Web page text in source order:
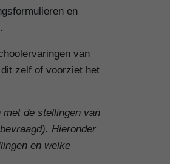
en
van
zelf of voorziet het
de stellingen van
Hieronder
en welke